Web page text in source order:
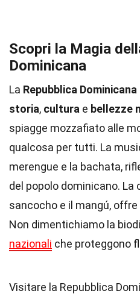
Scopri la Magia
Dominicana
La Repubblica Dominicana
storia, cultura e bellezze
spiagge mozzafiato alle
qualcosa per tutti. La
merengue e la bachata,
del popolo dominicano. La
sancocho e il mangú,
Non dimentichiamo la
nazionali che proteggono
Visitare la Repubblica